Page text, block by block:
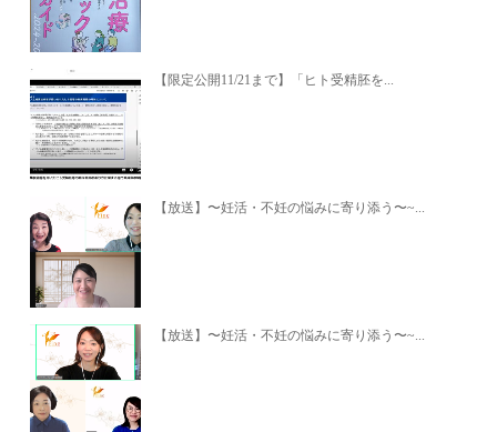
【限定公開11/21まで】「ヒト受精胚を...
【放送】〜妊活・不妊の悩みに寄り添う〜~...
【放送】〜妊活・不妊の悩みに寄り添う〜~...